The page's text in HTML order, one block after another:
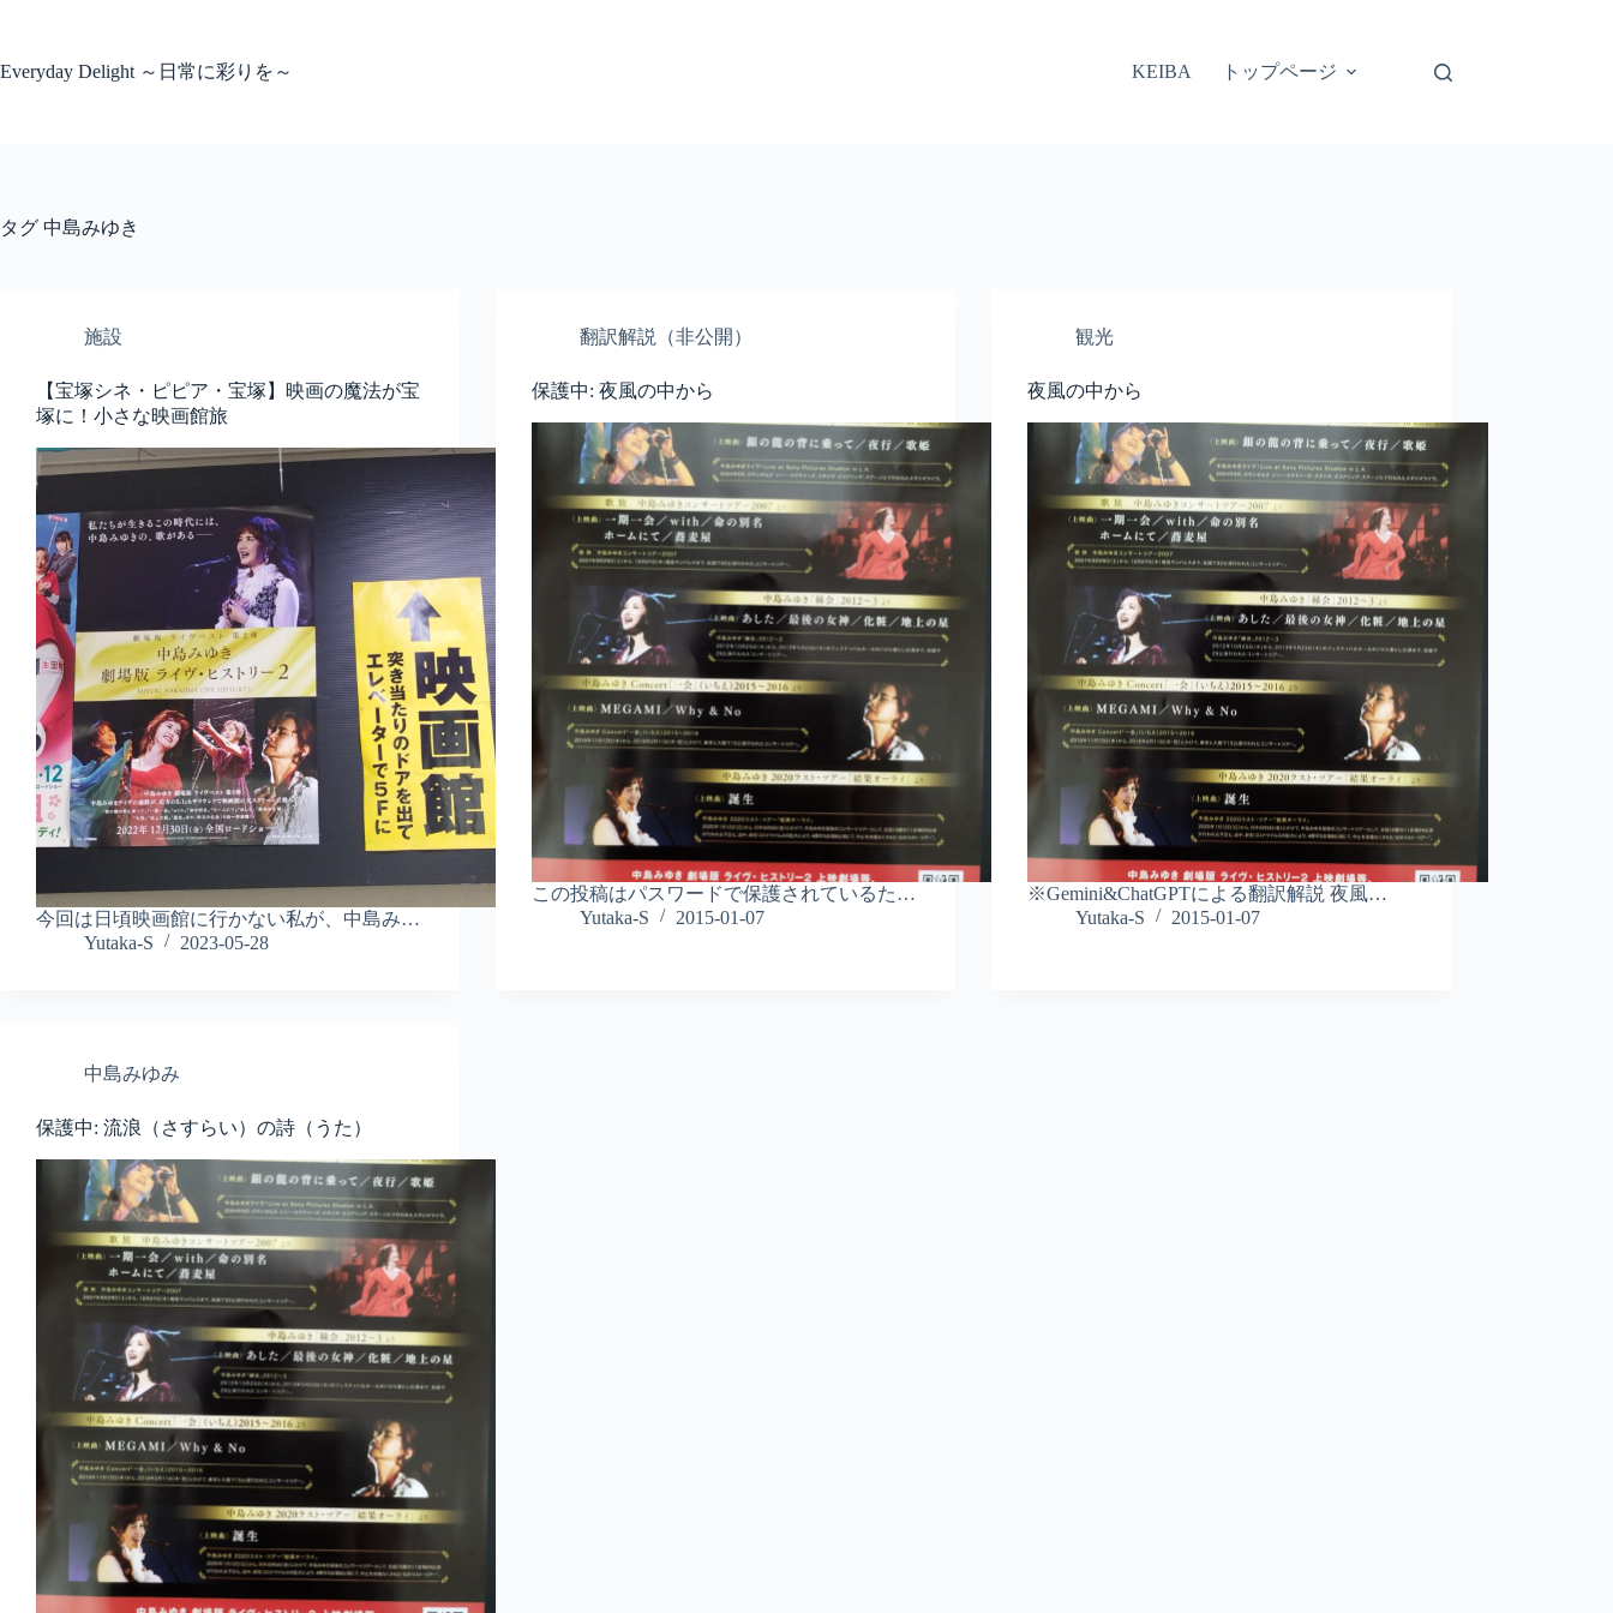
テ
プ
Everyday Delight ～日常に彩りを～ KEIBA トップページ
タグ 中島みゆき
施設
【宝塚シネ・ピピア・宝塚】映画の魔法が宝
塚に！小さな映画館旅
今回は日頃映画館に行かない私が、中島み…
Yutaka-S
2023-05-28
翻訳解説（非公開）
保護中: 夜風の中から
この投稿はパスワードで保護されているた…
Yutaka-S
2015-01-07
観光
夜風の中から
※Gemini&ChatGPTによる翻訳解説 夜風…
Yutaka-S
2015-01-07
中島みゆみ
保護中: 流浪（さすらい）の詩（うた）